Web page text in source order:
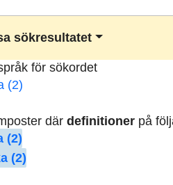
sökresultatet
för sökordet
(2)
därdefinitioner på
(2)
(2)